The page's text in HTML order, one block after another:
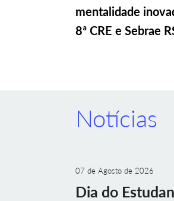
mentalidade
8ª CRE e Sebrae
Notícias
07 de Agosto de 2026
Dia do